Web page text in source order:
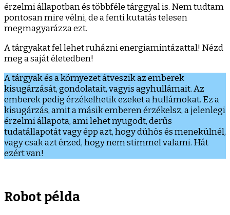
érzelmi állapotban és többféle tárggyal is. Nem tudtam
pontosan mire vélni, de a fenti kutatás telesen
megmagyarázza ezt.
A tárgyakat fel lehet ruházni energiamintázattal! Nézd
meg a saját életedben!
A tárgyak és a környezet átveszik az emberek
kisugárzását, gondolatait, vagyis agyhullámait. Az
emberek pedig érzékelhetik ezeket a hullámokat. Ez a
kisugárzás, amit a másik emberen érzékelsz, a jelenlegi
érzelmi állapota, ami lehet nyugodt, derűs
tudatállapotát vagy épp azt, hogy dühös és menekülnél,
vagy csak azt érzed, hogy nem stimmel valami. Hát
ezért van!
Robot példa